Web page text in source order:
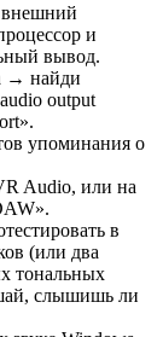
внешний
и
вывод.
→ найди
output
упоминания о
Audio, или на
в
(или два
тональных
слышишь ли